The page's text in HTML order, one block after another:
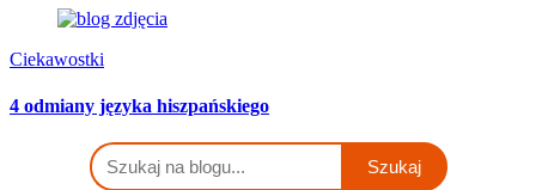
Ciekawostki
4 odmiany języka hiszpańskiego